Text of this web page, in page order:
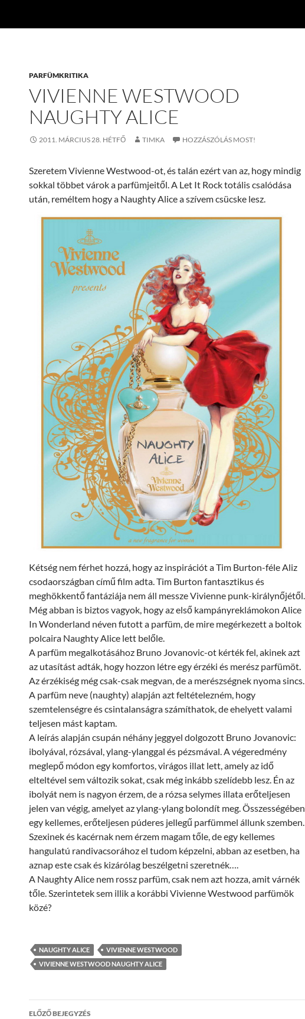
PARFÜMKRITIKA
VIVIENNE WESTWOOD
NAUGHTY ALICE
2011. MÁRCIUS 28. HÉTFŐ TIMKA HOZZÁSZÓLÁS MOST!
Szeretem Vivienne Westwood-ot, és talán ezért van az, hogy mindig
sokkal többet várok a parfümjeitől. A Let It Rock totális csalódása
után, reméltem hogy a Naughty Alice a szívem csücske lesz.
Kétség nem férhet hozzá, hogy az inspirációt a Tim Burton-féle Aliz
csodaországban című film adta. Tim Burton fantasztikus és
meghökkentő fantáziája nem áll messze Vivienne punk-királynőjétől.
Még abban is biztos vagyok, hogy az első kampányreklámokon Alice
In Wonderland néven futott a parfüm, de mire megérkezett a boltok
polcaira Naughty Alice lett belőle.
A parfüm megalkotásához Bruno Jovanovic-ot kérték fel, akinek azt
az utasítást adták, hogy hozzon létre egy érzéki és merész parfümöt.
Az érzékiség még csak-csak megvan, de a merészségnek nyoma sincs.
A parfüm neve (naughty) alapján azt feltételezném, hogy
szemtelenségre és csintalanságra számíthatok, de ehelyett valami
teljesen mást kaptam.
A leírás alapján csupán néhány jeggyel dolgozott Bruno Jovanovic:
ibolyával, rózsával, ylang-ylanggal és pézsmával. A végeredmény
meglepő módon egy komfortos, virágos illat lett, amely az idő
elteltével sem változik sokat, csak még inkább szelídebb lesz. Én az
ibolyát nem is nagyon érzem, de a rózsa selymes illata erőteljesen
jelen van végig, amelyet az ylang-ylang bolondít meg. Összességében
egy kellemes, erőteljesen púderes jellegű parfümmel állunk szemben.
Szexinek és kacérnak nem érzem magam tőle, de egy kellemes
hangulatú randivacsorához el tudom képzelni, abban az esetben, ha
aznap este csak és kizárólag beszélgetni szeretnék….
A Naughty Alice nem rossz parfüm, csak nem azt hozza, amit várnék
tőle. Szerintetek sem illik a korábbi Vivienne Westwood parfümök
közé?
NAUGHTY ALICE
VIVIENNE WESTWOOD
VIVIENNE WESTWOOD NAUGHTY ALICE
Bejegyzés
ELŐZŐ BEJEGYZÉS